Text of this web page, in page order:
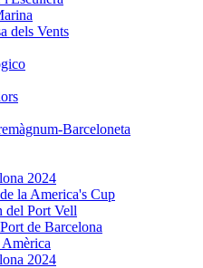
dels Vents
Barceloneta
2024
la America's Cup
del Port Vell
de Barcelona
2024